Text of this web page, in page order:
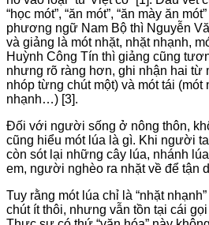
“học mót”, “ăn mót”, “ăn mày ăn
phương ngữ Nam Bộ thì Nguyễn
và giảng là mót nhặt, nhặt nhạnh,
Huỳnh Công Tín thì giảng cũng
nhưng rõ ràng hơn, ghi nhận hai từ
nhóp từng chút một) và mót tái
nhạnh…) [3].
Đối với người sống ở nông thôn,
cũng hiểu mót lúa là gì. Khi người
còn sót lại những cây lúa, nhánh
em, người nghèo ra nhặt về để tận
Tuy rằng mót lúa chỉ là “nhặt
chút ít thôi, nhưng vẫn tồn tại cái gọi